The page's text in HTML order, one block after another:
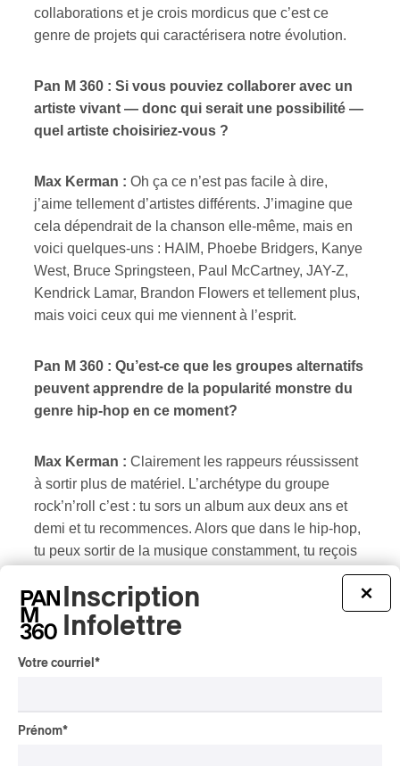
collaborations et je crois mordicus que c’est ce
genre de projets qui caractérisera notre évolution.
Pan M 360 : Si vous pouviez collaborer avec un
artiste vivant — donc qui serait une possibilité —
quel artiste choisiriez-vous ?
Max Kerman : Oh ça ce n’est pas facile à dire,
j’aime tellement d’artistes différents. J’imagine que
cela dépendrait de la chanson elle-même, mais en
voici quelques-uns : HAIM, Phoebe Bridgers, Kanye
West, Bruce Springsteen, Paul McCartney, JAY-Z,
Kendrick Lamar, Brandon Flowers et tellement plus,
mais voici ceux qui me viennent à l’esprit.
Pan M 360 : Qu’est-ce que les groupes alternatifs
peuvent apprendre de la popularité monstre du
genre hip-hop en ce moment?
Max Kerman : Clairement les rappeurs réussissent
à sortir plus de matériel. L’archétype du groupe
rock’n’roll c’est : tu sors un album aux deux ans et
demi et tu recommences. Alors que dans le hip-hop,
tu peux sortir de la musique constamment, tu reçois
. Tu as une plus grande liberté
qui vient avec le genre, alors que chaque chanson
n’a pas besoin d’être un grand chelem. Je crois que
tout cela résulte de la technologie. Les gens
écoutent plus de musique que jamais auparavant, et
avons du matériel que nous voulons dévoiler, nous
×
Inscription
Infolettre
Votre courriel *
Prénom*